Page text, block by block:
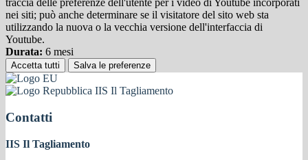
traccia delle preferenze dell'utente per i video di Youtube incorporati
nei siti; può anche determinare se il visitatore del sito web sta
utilizzando la nuova o la vecchia versione dell'interfaccia di
Youtube.
Durata: 6 mesi
Accetta tutti Salva le preferenze
IIS Il Tagliamento
Contatti
IIS Il Tagliamento